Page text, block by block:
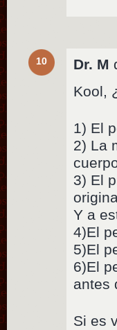
10 Dr. M
Kool,
1) El
2) La
3) El
Y a
4)El
5)El
6)El
antes
Si es